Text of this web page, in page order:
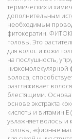
термических и
дополнительным
необходимым
фитокератин.
головы. Это
для волос и кожи
на послушность,
низкомолекулярной
волоса,
разглаживает
блестящими. Основа
основе экстракта
кислоты и витамин Е
увлажняет волосы и
головы, эфирные